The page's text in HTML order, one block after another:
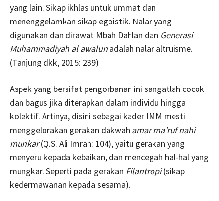
yang lain. Sikap ikhlas untuk ummat dan
menenggelamkan sikap egoistik. Nalar yang
digunakan dan dirawat Mbah Dahlan dan Generasi
Muhammadiyah al awalun adalah nalar altruisme.
(Tanjung dkk, 2015: 239)
Aspek yang bersifat pengorbanan ini sangatlah cocok
dan bagus jika diterapkan dalam individu hingga
kolektif. Artinya, disini sebagai kader IMM mesti
menggelorakan gerakan dakwah amar ma’ruf nahi
munkar(Q.S. Ali Imran: 104), yaitu gerakan yang
menyeru kepada kebaikan, dan mencegah hal-hal yang
mungkar. Seperti pada gerakan Filantropi(sikap
kedermawanan kepada sesama).